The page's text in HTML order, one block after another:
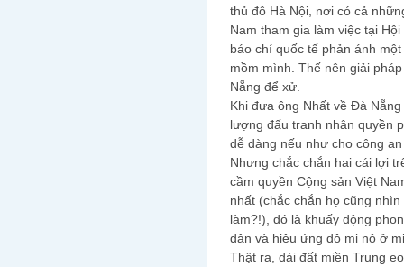
thủ đô Hà Nội, nơi có cả
Nam tham gia làm việc tại
báo chí quốc tế phản ánh
mồm mình. Thế nên giải
Nẵng để xử.
Khi đưa ông Nhất về Đà
lượng đấu tranh nhân quyền
dễ dàng nếu như cho công
Nhưng chắc chắn hai cái lợi
cầm quyền Cộng sản Việt
nhất (chắc chắn họ cũng
làm?!), đó là khuấy động
dân và hiệu ứng đô mi nô ở
Thật ra, dải đất miền Trung